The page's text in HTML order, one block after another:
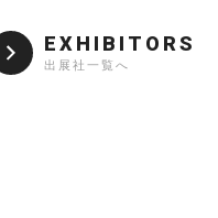
EXHIBITORS
出展社一覧へ